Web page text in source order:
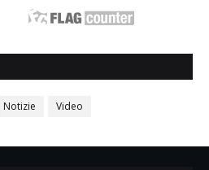
Notizie Video